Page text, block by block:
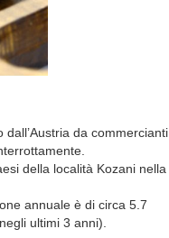
da commercianti
della località Kozani nella
annuale è di circa 5.7
ultimi 3 anni).